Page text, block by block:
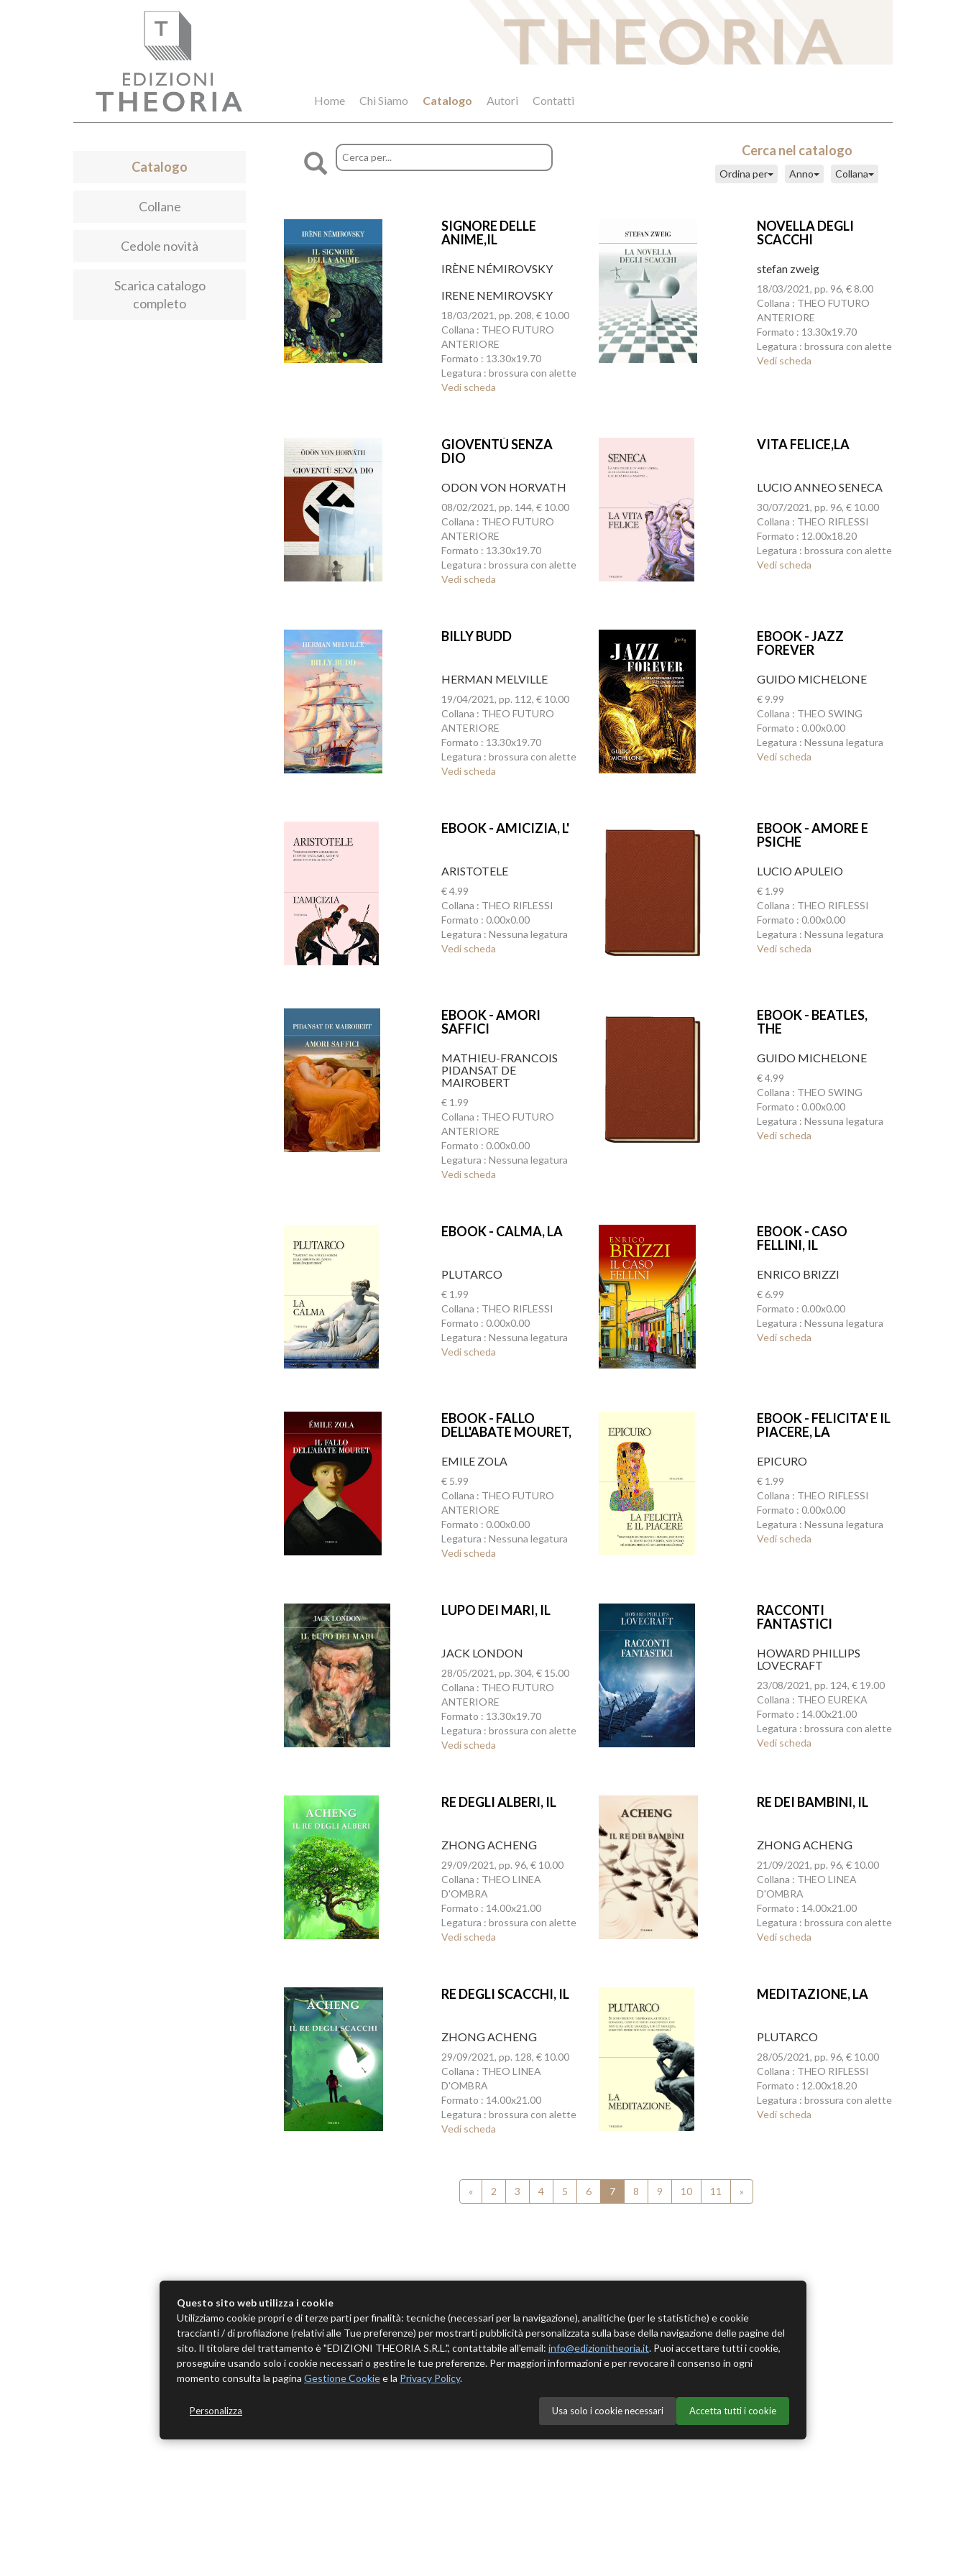
Home Chi Siamo Catalogo Autori Contatti
Catalogo
Collane
Cedole novità
Scarica catalogo
completo
Cerca nel catalogo
Collana
Anno
Ordina per
SIGNORE DELLE
ANIME,IL
IRÈNE NÉMIROVSKY
IRENE NEMIROVSKY
18/03/2021, pp. 208, € 10.00
Collana : THEO FUTURO
ANTERIORE
Formato : 13.30x19.70
Legatura : brossura con alette
Vedi scheda
NOVELLA DEGLI
SCACCHI
stefan zweig
18/03/2021, pp. 96, € 8.00
Collana : THEO FUTURO
ANTERIORE
Formato : 13.30x19.70
Legatura : brossura con alette
Vedi scheda
GIOVENTÙ SENZA
DIO
ODON VON HORVATH
08/02/2021, pp. 144, € 10.00
Collana : THEO FUTURO
ANTERIORE
Formato : 13.30x19.70
Legatura : brossura con alette
Vedi scheda
VITA FELICE,LA
LUCIO ANNEO SENECA
30/07/2021, pp. 96, € 10.00
Collana : THEO RIFLESSI
Formato : 12.00x18.20
Legatura : brossura con alette
Vedi scheda
BILLY BUDD
HERMAN MELVILLE
19/04/2021, pp. 112, € 10.00
Collana : THEO FUTURO
ANTERIORE
Formato : 13.30x19.70
Legatura : brossura con alette
Vedi scheda
EBOOK - JAZZ
FOREVER
GUIDO MICHELONE
€ 9.99
Collana : THEO SWING
Formato : 0.00x0.00
Legatura : Nessuna legatura
Vedi scheda
EBOOK - AMICIZIA, L'
ARISTOTELE
€ 4.99
Collana : THEO RIFLESSI
Formato : 0.00x0.00
Legatura : Nessuna legatura
Vedi scheda
EBOOK - AMORE E
PSICHE
LUCIO APULEIO
€ 1.99
Collana : THEO RIFLESSI
Formato : 0.00x0.00
Legatura : Nessuna legatura
Vedi scheda
EBOOK - AMORI
SAFFICI
MATHIEU-FRANCOIS
PIDANSAT DE
MAIROBERT
€ 1.99
Collana : THEO FUTURO
ANTERIORE
Formato : 0.00x0.00
Legatura : Nessuna legatura
Vedi scheda
EBOOK - BEATLES,
THE
GUIDO MICHELONE
€ 4.99
Collana : THEO SWING
Formato : 0.00x0.00
Legatura : Nessuna legatura
Vedi scheda
EBOOK - CALMA, LA
PLUTARCO
€ 1.99
Collana : THEO RIFLESSI
Formato : 0.00x0.00
Legatura : Nessuna legatura
Vedi scheda
EBOOK - CASO
FELLINI, IL
ENRICO BRIZZI
€ 6.99
Formato : 0.00x0.00
Legatura : Nessuna legatura
Vedi scheda
EBOOK - FALLO
DELL'ABATE MOURET,
EMILE ZOLA
€ 5.99
Collana : THEO FUTURO
ANTERIORE
Formato : 0.00x0.00
Legatura : Nessuna legatura
Vedi scheda
EBOOK - FELICITA' E IL
PIACERE, LA
EPICURO
€ 1.99
Collana : THEO RIFLESSI
Formato : 0.00x0.00
Legatura : Nessuna legatura
Vedi scheda
LUPO DEI MARI, IL
JACK LONDON
28/05/2021, pp. 304, € 15.00
Collana : THEO FUTURO
ANTERIORE
Formato : 13.30x19.70
Legatura : brossura con alette
Vedi scheda
RACCONTI
FANTASTICI
HOWARD PHILLIPS
LOVECRAFT
23/08/2021, pp. 124, € 19.00
Collana : THEO EUREKA
Formato : 14.00x21.00
Legatura : brossura con alette
Vedi scheda
RE DEGLI ALBERI, IL
ZHONG ACHENG
29/09/2021, pp. 96, € 10.00
Collana : THEO LINEA
D'OMBRA
Formato : 14.00x21.00
Legatura : brossura con alette
Vedi scheda
RE DEI BAMBINI, IL
ZHONG ACHENG
21/09/2021, pp. 96, € 10.00
Collana : THEO LINEA
D'OMBRA
Formato : 14.00x21.00
Legatura : brossura con alette
Vedi scheda
RE DEGLI SCACCHI, IL
ZHONG ACHENG
29/09/2021, pp. 128, € 10.00
Collana : THEO LINEA
D'OMBRA
Formato : 14.00x21.00
Legatura : brossura con alette
Vedi scheda
MEDITAZIONE, LA
PLUTARCO
28/05/2021, pp. 96, € 10.00
Collana : THEO RIFLESSI
Formato : 12.00x18.20
Legatura : brossura con alette
Vedi scheda
« 2 3 4 5 6 7 8 9 10 11 »
Questo sito web utilizza i cookie
Utilizziamo cookie propri e di terze parti per finalità: tecniche (necessari per la navigazione), analitiche (per le statistiche) e cookie
traccianti / di profilazione (relativi alle Tue preferenze) per mostrarti pubblicità personalizzata sulla base della navigazione delle pagine del
sito. Il titolare del trattamento è "EDIZIONI THEORIA S.R.L.", contattabile all'email: info@edizionitheoria.it. Puoi accettare tutti i cookie,
proseguire usando solo i cookie necessari o gestire le tue preferenze. Per maggiori informazioni e per revocare il consenso in ogni
momento consulta la pagina Gestione Cookiee la Privacy Policy.
Personalizza Usa solo i cookie necessari Accetta tutti i cookie